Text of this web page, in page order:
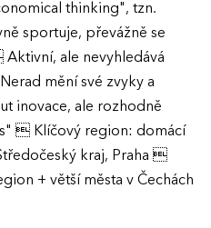
thinking", tzn.
sportuje, převážně se
ale nevyhledává
mění své zvyky a
inovace, ale rozhodně
 Klíčový region: domácí
kraj, Praha 
+ větší města v Čechách